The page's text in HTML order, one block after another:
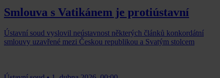
Smlouva s Vatikánem je protiústavní
Ústavní soud vyslovil neústavnost některých článků konkordátní
smlouvy uzavřené mezi Českou republikou a Svatým stolcem